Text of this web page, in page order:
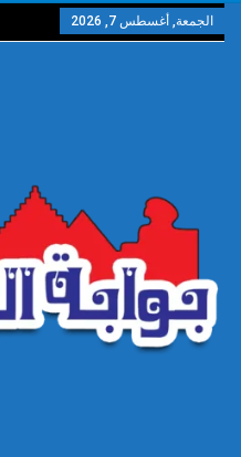
الجمعة, أغسطس 7, 2026